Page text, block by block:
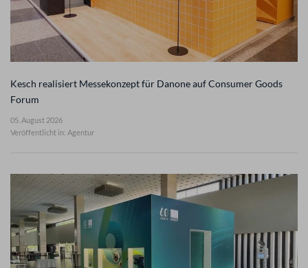
Kesch realisiert Messekonzept für Danone auf Consumer Goods
Forum
05. August 2026
Veröffentlicht in: Agentur